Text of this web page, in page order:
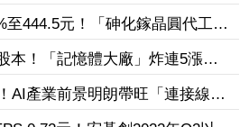
貨南亞科
至444.5元！「砷化鎵晶圓代工
年半新高 1.6T光通訊開始貢獻營
本！「記憶體大廠」炸連5漲
1.8萬張抱回31.5億元
AI產業前景明朗帶旺「連接線束
目標價喊上3665元